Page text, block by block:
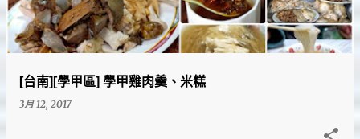
[台南][學甲區] 學甲雞肉羹、米糕
3月 12, 2017